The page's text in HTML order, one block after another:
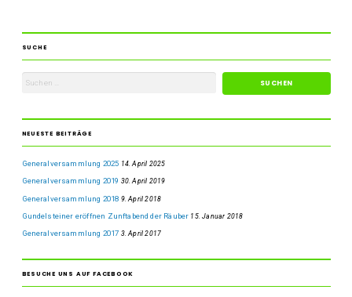
SUCHE
NEUESTE BEITRÄGE
Generalversammlung 2025 14. April 2025
Generalversammlung 2019 30. April 2019
Generalversammlung 2018 9. April 2018
Gundelsteiner eröffnen Zunftabend der Räuber 15. Januar 2018
Generalversammlung 2017 3. April 2017
BESUCHE UNS AUF FACEBOOK